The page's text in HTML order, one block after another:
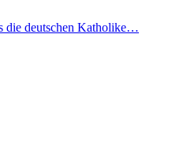
die deutschen Katholike…